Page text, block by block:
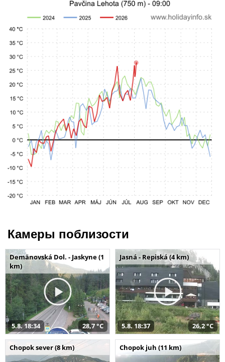
Камеры поблизости
Demänovská Dol. - Jaskyne (1
km)
5.8. 18:34 28,7 °C
Jasná - Repiská (4 km)
5.8. 18:37 26,2 °C
Chopok sever (8 km) Chopok juh (11 km)